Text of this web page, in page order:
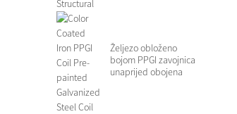
Željezo obloženo
bojom PPGI zavojnica
unaprijed obojena